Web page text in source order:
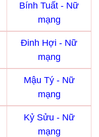
Bính Tuất - Nữ
mạng
Đinh Hợi - Nữ
mạng
Mậu Tý - Nữ
mạng
Kỷ Sửu - Nữ
mạng